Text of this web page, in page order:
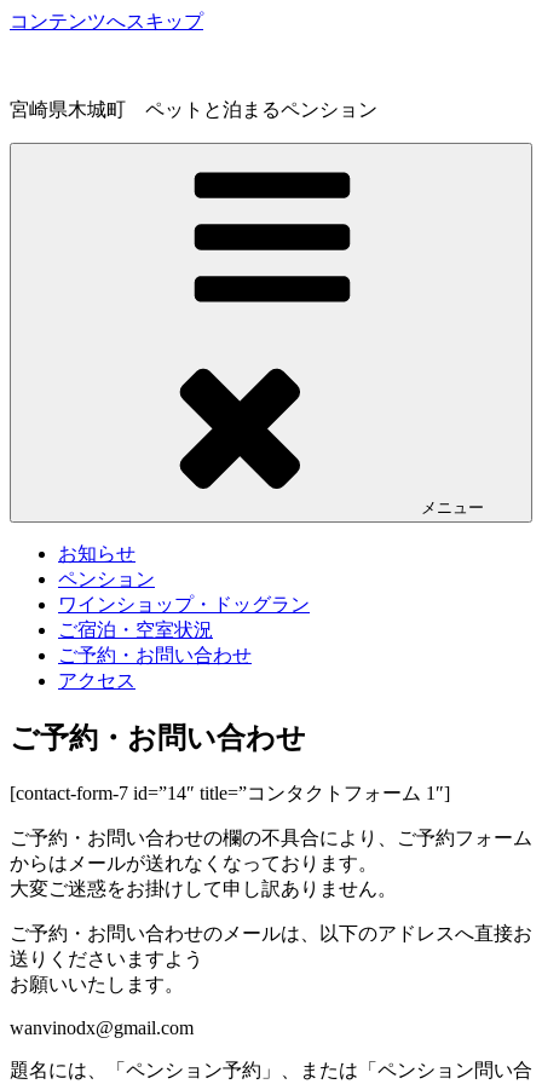
コンテンツへスキップ
宮崎県木城町 ペットと泊まるペンション
メニュー
お知らせ
ペンション
ワインショップ・ドッグラン
ご宿泊・空室状況
ご予約・お問い合わせ
アクセス
ご予約・お問い合わせ
[contact-form-7 id=”14″ title=”コンタクトフォーム 1″]
ご予約・お問い合わせの欄の不具合により、ご予約フォーム
からはメールが送れなくなっております。
大変ご迷惑をお掛けして申し訳ありません。
ご予約・お問い合わせのメールは、以下のアドレスへ直接お
送りくださいますよう
お願いいたします。
wanvinodx@gmail.com
題名には、「ペンション予約」、または「ペンション問い合